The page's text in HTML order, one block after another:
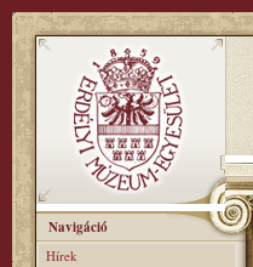
Navigáció
Hírek